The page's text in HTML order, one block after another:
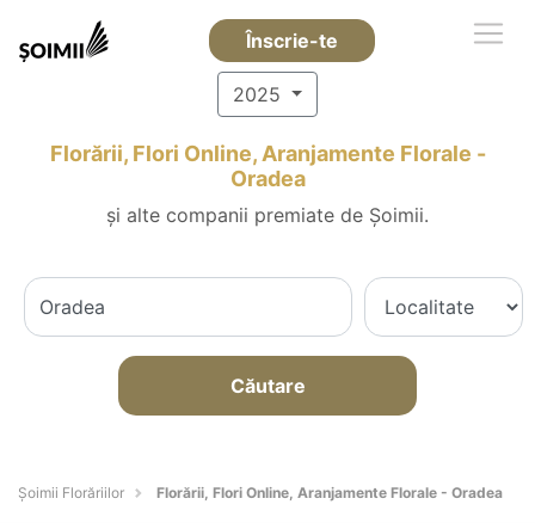
Înscrie-te
2025
Florării, Flori Online, Aranjamente Florale -
Oradea
și alte companii premiate de Șoimii.
Căutare
Șoimii Florăriilor Florării, Flori Online, Aranjamente Florale - Oradea